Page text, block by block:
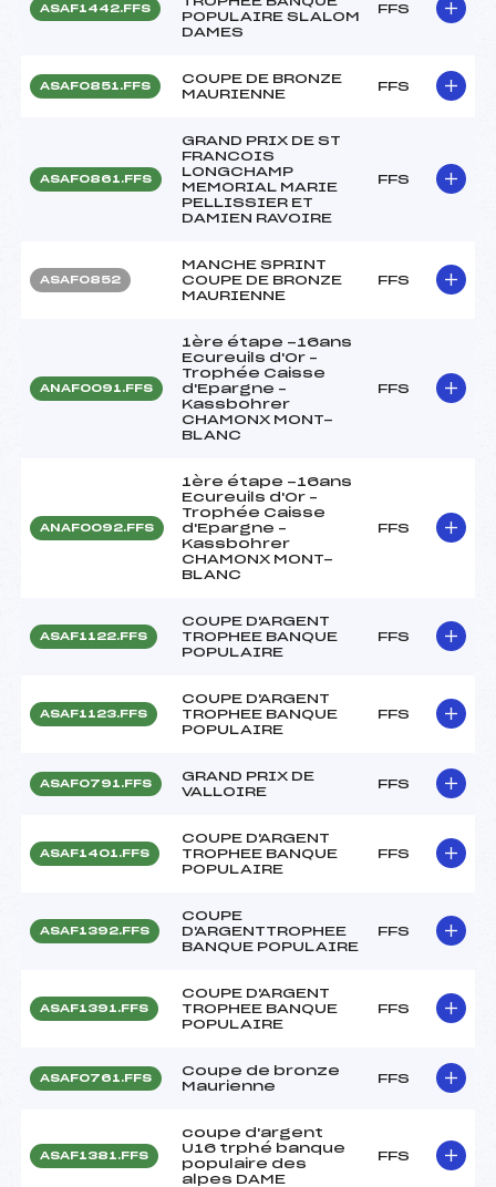
ASAF1442.FFS
POPULAIRE SLALOM
DAMES
FFS
ASAF0851.FFS
COUPE DE BRONZE
MAURIENNE
FFS
ASAF0861.FFS
GRAND PRIX DE ST
FRANCOIS
LONGCHAMP
MEMORIAL MARIE
PELLISSIER ET
DAMIEN RAVOIRE
FFS
ASAF0852
MANCHE SPRINT
COUPE DE BRONZE
MAURIENNE
FFS
ANAF0091.FFS
1ère étape -16ans
Ecureuils d'Or –
Trophée Caisse
d'Epargne –
Kassbohrer
CHAMONX MONT-
BLANC
FFS
ANAF0092.FFS
1ère étape -16ans
Ecureuils d'Or –
Trophée Caisse
d'Epargne –
Kassbohrer
CHAMONX MONT-
BLANC
FFS
ASAF1122.FFS
COUPE D'ARGENT
TROPHEE BANQUE
POPULAIRE
FFS
ASAF1123.FFS
COUPE D'ARGENT
TROPHEE BANQUE
POPULAIRE
FFS
ASAF0791.FFS
GRAND PRIX DE
VALLOIRE
FFS
ASAF1401.FFS
COUPE D'ARGENT
TROPHEE BANQUE
POPULAIRE
FFS
ASAF1392.FFS
COUPE
D'ARGENTTROPHEE
BANQUE POPULAIRE
FFS
ASAF1391.FFS
COUPE D'ARGENT
TROPHEE BANQUE
POPULAIRE
FFS
ASAF0761.FFS
Coupe de bronze
Maurienne
FFS
ASAF1381.FFS
coupe d'argent
U16 trphé banque
populaire des
alpes DAME
FFS